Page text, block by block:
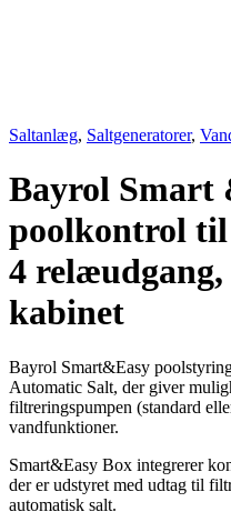
Saltanlæg, Saltgeneratorer,
Bayrol Smart
poolkontrol
4
kabinet
Bayrol Smart&Easy
Automatic Salt, der giver
filtreringspumpen (standard
vandfunktioner.
Smart&Easy Box integrerer
der er udstyret med udtag til
automatisk salt.